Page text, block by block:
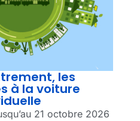
les
à la voiture
21 octobre 2026